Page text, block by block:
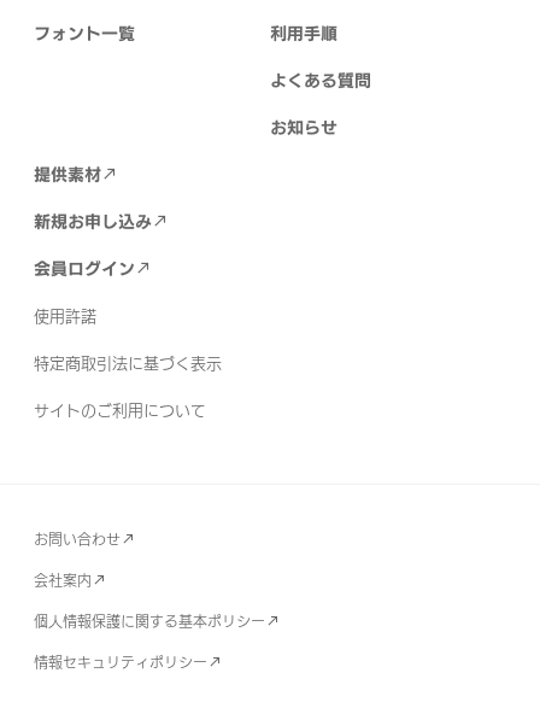
フォント一覧
利用手順
よくある質問
お知らせ
提供素材
新規お申し込み
会員ログイン
使用許諾
特定商取引法に基づく表示
サイトのご利用について
お問い合わせ
会社案内
個人情報保護に関する基本ポリシー
情報セキュリティポリシー